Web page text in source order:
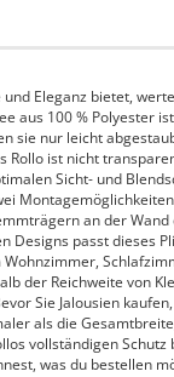
Eleganz bietet,
aus 100 % Polyester
sie nur leicht
Rollo ist nicht
Sicht- und
an der
Designs passt dieses
der Reichweite von
Sie Jalousien
als die
vollständigen
was du bestellen